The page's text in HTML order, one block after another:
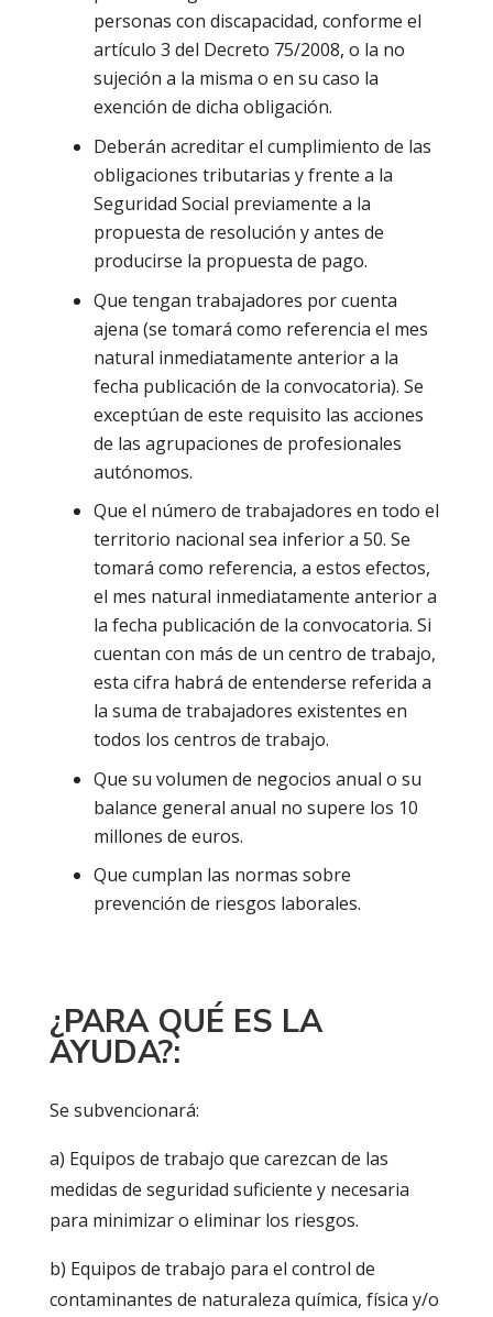
personas con discapacidad, conforme el
artículo 3 del Decreto 75/2008, o la no
sujeción a la misma o en su caso la
exención de dicha obligación.
Deberán acreditar el cumplimiento de las
obligaciones tributarias y frente a la
Seguridad Social previamente a la
propuesta de resolución y antes de
producirse la propuesta de pago.
Que tengan trabajadores por cuenta
ajena (se tomará como referencia el mes
natural inmediatamente anterior a la
fecha publicación de la convocatoria). Se
exceptúan de este requisito las acciones
de las agrupaciones de profesionales
autónomos.
Que el número de trabajadores en todo el
territorio nacional sea inferior a 50. Se
tomará como referencia, a estos efectos,
el mes natural inmediatamente anterior a
la fecha publicación de la convocatoria. Si
cuentan con más de un centro de trabajo,
esta cifra habrá de entenderse referida a
la suma de trabajadores existentes en
todos los centros de trabajo.
Que su volumen de negocios anual o su
balance general anual no supere los 10
millones de euros.
Que cumplan las normas sobre
prevención de riesgos laborales.
¿PARA QUÉ ES LA
AYUDA?:
Se subvencionará:
a) Equipos de trabajo que carezcan de las
medidas de seguridad suficiente y necesaria
para minimizar o eliminar los riesgos.
b) Equipos de trabajo para el control de
contaminantes de naturaleza química, física y/o